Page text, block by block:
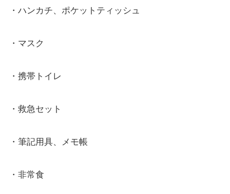
・ハンカチ、ポケットティッシュ
・マスク
・携帯トイレ
・救急セット
・筆記用具、メモ帳
・非常食